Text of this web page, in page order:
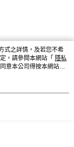
式之詳情，及若您不希
，請參閱本網站「 隱私
意本公司得按本網站使